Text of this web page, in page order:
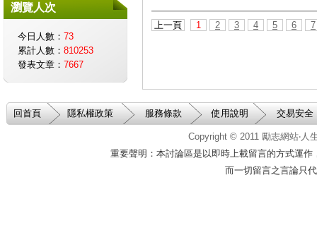
遲緩兒早期療育協會
童關懷協會
台北市學習障礙者家長協
會
會
台灣創價學會
瀏覽人次
今日人數： 73
累計人數： 810253
發表文章： 7667
上一頁 1 2 3 4 5 6 7
回首頁 隱私權政策 服務條款 使用說明 交易安全
Copyright © 2011 勵志網站‧
重要聲明：本討論區是以即時上載留言的方式運
而一切留言之言論只